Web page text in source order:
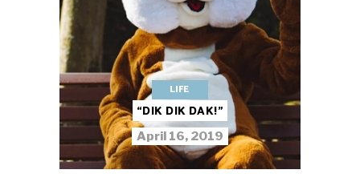
LIFE
“DIK DIK DAK!”
April 16, 2019